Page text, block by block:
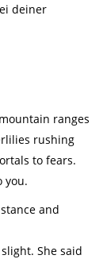
deiner
ranges
rushing
to fears.
you.
and
She said